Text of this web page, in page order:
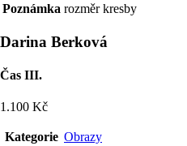
Poznámka rozměr kresby
Darina Berková
Čas III.
1.100 Kč
Kategorie Obrazy